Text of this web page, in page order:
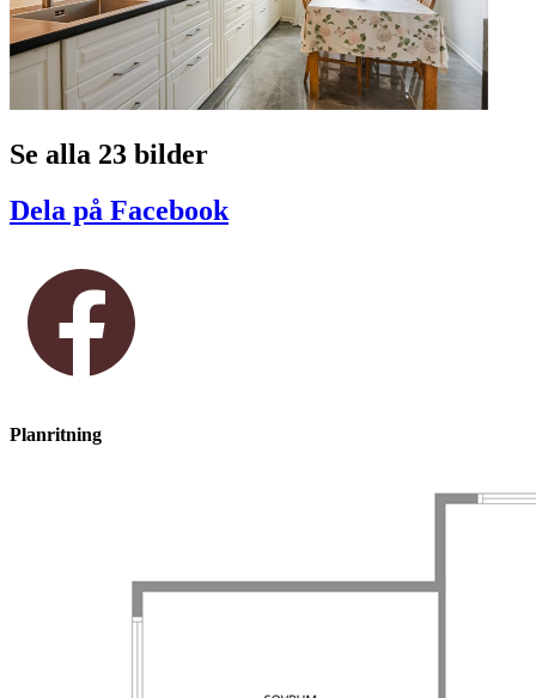
Se alla 23 bilder
Dela på Facebook
Planritning